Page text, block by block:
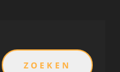
ZOEKEN